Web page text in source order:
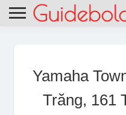
Yamaha
Trăng, 161